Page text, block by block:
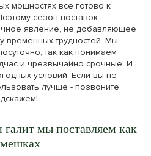
мощностях все готово к
сезон поставок
явление, не добавляющее
временных трудностей. Мы
так как понимаем
и чрезвычайно срочные. И ,
условий. Если вы не
лучше - позвоните
мы поставляем как